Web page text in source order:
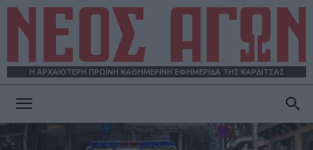
Η ΑΡΧΑΙΟΤΕΡΗ ΠΡΩΪΝΗ ΚΑΘΗΜΕΡΙΝΗ ΕΦΗΜΕΡΙΔΑ ΤΗΣ ΚΑΡΔΙΤΣΑΣ